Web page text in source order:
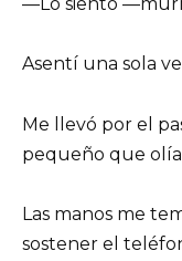
Asentí una sola
Me llevó por el
pequeño que
Las manos me
sostener el